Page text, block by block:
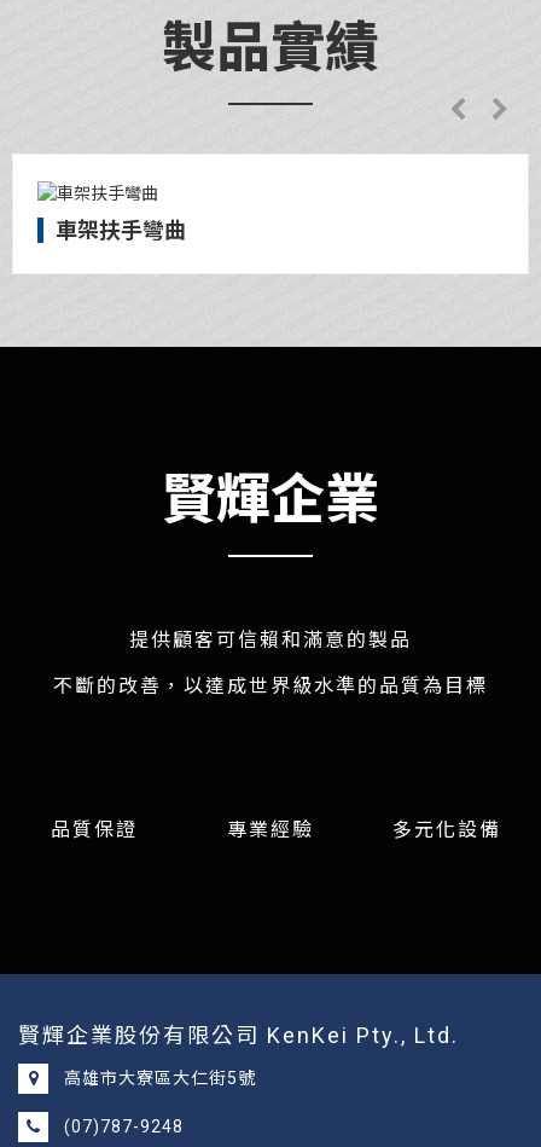
製品實績
車架扶手彎曲
賢輝企業
提供顧客可信賴和滿意的製品
不斷的改善，以達成世界級水準的品質為目標
品質保證 專業經驗 多元化設備
賢輝企業股份有限公司 KenKei Pty., Ltd.
高雄市大寮區大仁街5號
(07)787-9248